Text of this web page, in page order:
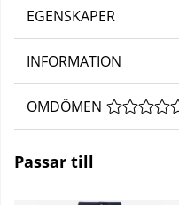
EGENSKAPER
INFORMATION
OMDÖMEN
Passar till